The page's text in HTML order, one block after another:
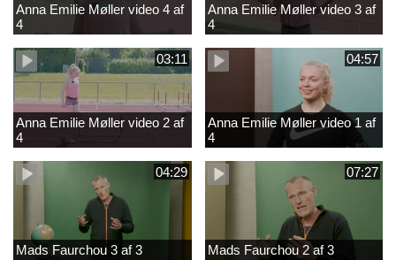
Anna Emilie Møller video 4 af
4
Anna Emilie Møller video 3 af
4
03:11
Anna Emilie Møller video 2 af
4
04:57
Anna Emilie Møller video 1 af
4
04:29
Mads Faurchou 3 af 3
07:27
Mads Faurchou 2 af 3